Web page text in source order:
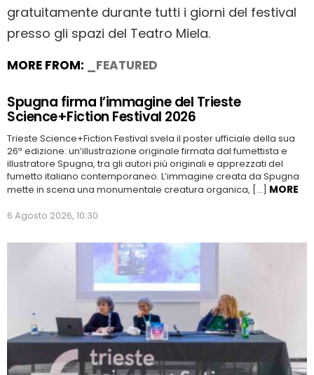
gratuitamente durante tutti i giorni del festival
presso gli spazi del Teatro Miela.
MORE FROM: _FEATURED
Spugna firma l’immagine del Trieste
Science+Fiction Festival 2026
Trieste Science+Fiction Festival svela il poster ufficiale della sua
26ª edizione: un’illustrazione originale firmata dal fumettista e
illustratore Spugna, tra gli autori più originali e apprezzati del
fumetto italiano contemporaneo. L’immagine creata da Spugna
mette in scena una monumentale creatura organica, […] MORE
6 Agosto 2026, 10:30